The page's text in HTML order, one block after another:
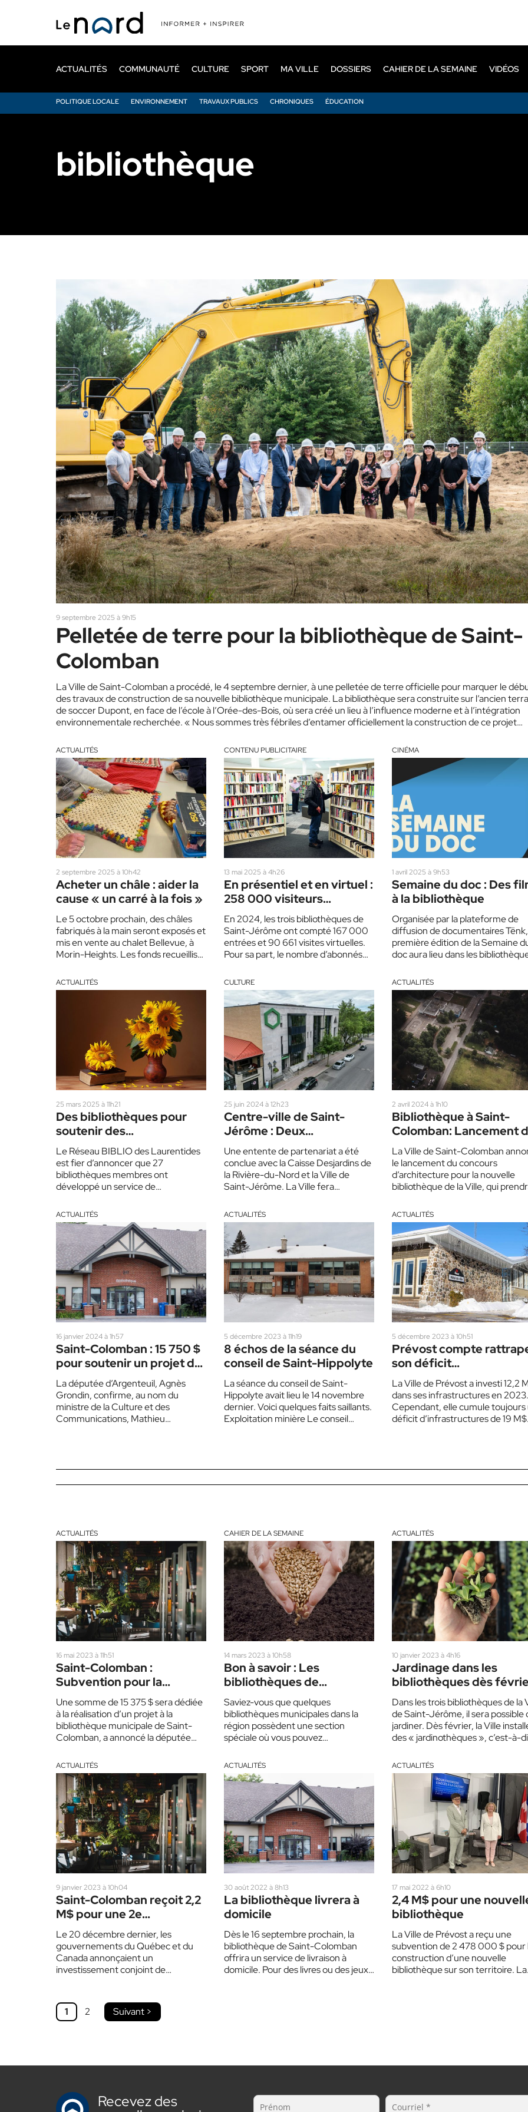
principal
ACTUALITÉS
POLITIQUE LOCALE ENVIRONNEMENT TRAVAUX PUBLICS CHRONIQUES ÉDUCATION
COMMUNAUTÉ CULTURE SPORT MA VILLE DOSSIERS CAHIER DE LA SEMAINE VIDÉOS
bibliothèque
9 septembre 2025 à 9h15
Pelletée de terre pour la bibliothèque de Saint-
Colomban
La Ville de Saint-Colomban a procédé, le 4 septembre dernier, à une pelletée de terre officielle pour marquer le
des travaux de construction de sa nouvelle bibliothèque municipale. La bibliothèque sera construite sur l’ancien
de soccer Dupont, en face de l’école à l’Orée-des-Bois, où sera créé un lieu à l’influence moderne et à l’intégration
environnementale recherchée. « Nous sommes très fébriles d’entamer officiellement la construction de ce projet
ACTUALITÉS
2 septembre 2025 à 10h42
Acheter un châle : aider la
cause « un carré à la fois »
Le 5 octobre prochain, des châles
fabriqués à la main seront exposés et
mis en vente au chalet Bellevue, à
Morin-Heights. Les fonds recueillis
CONTENU PUBLICITAIRE
13 mai 2025 à 4h26
En présentiel et en virtuel :
258 000 visiteurs
annuellement aux
bibliothèques de Saint-
Jérôme
En 2024, les trois bibliothèques de
Saint-Jérôme ont compté 167 000
entrées et 90 661 visites virtuelles.
Pour sa part, le nombre d’abonnés
CINÉMA
1 avril 2025 à 9h53
Semaine du doc : Des
à la bibliothèque
Organisée par la plateforme de
diffusion de documentaires
première édition de la Semaine
doc aura lieu dans les
ACTUALITÉS
25 mars 2025 à 11h21
Des bibliothèques pour
soutenir des
communautés nourricières
Le Réseau BIBLIO des Laurentides
est fier d’annoncer que 27
bibliothèques membres ont
développé un service de
gratuitement à la…
CULTURE
25 juin 2024 à 12h23
Centre-ville de Saint-
Jérôme : Deux
bibliothèques
déménagent dans la
Caisse Desjardins
Une entente de partenariat a été
conclue avec la Caisse Desjardins de
la Rivière-du-Nord et la Ville de
Saint-Jérôme. La Ville fera
ACTUALITÉS
2 avril 2024 à 1h10
Bibliothèque à Saint-
Colomban: Lancement
concours d’architecture
La Ville de Saint-Colomban
le lancement du concours
d’architecture pour la nouvelle
bibliothèque de la Ville, qui
devant…
ACTUALITÉS
16 janvier 2024 à 1h57
Saint-Colomban : 15 750 $
pour soutenir un projet de
la bibliothèque
La députée ​​d’Argenteuil, Agnès
Grondin, confirme, au nom du
ministre de la Culture et des
Communications, Mathieu
ACTUALITÉS
5 décembre 2023 à 11h19
8 échos de la séance du
conseil de Saint-Hippolyte
La séance du conseil de Saint-
Hippolyte avait lieu le 14 novembre
dernier. Voici quelques faits saillants.
Exploitation minière Le conseil
ACTUALITÉS
5 décembre 2023 à 10h51
Prévost compte
son déficit
d’infrastructures de 19
La Ville de Prévost a investi 12,2
dans ses infrastructures en 2023.
Cependant, elle cumule toujours
déficit d’infrastructures de 19 M$
ACTUALITÉS
16 mai 2023 à 11h51
Saint-Colomban :
Subvention pour la
bibliothèque municipale
Une somme de 15 375 $ sera dédiée
à la réalisation d’un projet à la
bibliothèque municipale de Saint-
Colomban, a annoncé la députée
CAHIER DE LA SEMAINE
14 mars 2023 à 10h58
Bon à savoir : Les
bibliothèques de
semences
Saviez-vous que quelques
bibliothèques municipales dans la
région possèdent une section
spéciale où vous pouvez
Certaines bibliothèques, offrent ce
que l’on appelle…
ACTUALITÉS
10 janvier 2023 à 4h16
Jardinage dans les
bibliothèques dès
Dans les trois bibliothèques de la
de Saint-Jérôme, il sera possible
jardiner. Dès février, la Ville
des « jardinothèques », c’est-à-
ACTUALITÉS
9 janvier 2023 à 10h04
Saint-Colomban reçoit 2,2
M$ pour une 2e
bibliothèque
Le 20 décembre dernier, les
gouvernements du Québec et du
Canada annonçaient un
investissement conjoint de
Saint-Colomban.…
ACTUALITÉS
30 août 2022 à 8h13
La bibliothèque livrera à
domicile
Dès le 16 septembre prochain, la
bibliothèque de Saint-Colomban
offrira un service de livraison à
domicile. Pour des livres ou des jeux,
ACTUALITÉS
17 mai 2022 à 6h10
2,4 M$ pour une
bibliothèque
La Ville de Prévost a reçu une
subvention de 2 478 000 $ pour
construction d’une nouvelle
bibliothèque sur son territoire. La
1 2 Suivant >
Recevez des